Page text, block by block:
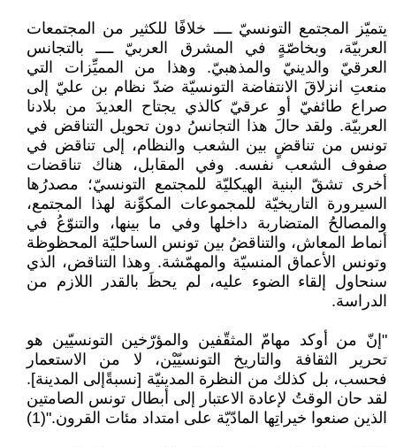
يتميّز المجتمع التونسيّ ــــ خلافًا للكثير من المجتمعات
العربيّة، وبخاصّةٍ في المشرق العربيّ ــــ بالتجانس
العرقيّ والدينيّ والمذهبيّ. وهذا من المميِّزات التي
منعتِ انزلاقَ الانتفاضة التونسيّة ضدّ نظام بن عليّ إلى
صراع طائفيّ أو عرقيّ كالذي يجتاح العديدَ من بلادنا
العربيّة. ولقد حالَ هذا التجانسُ دون تحويل التناقض في
تونس من تناقضٍ بين الشعب والنظام، إلى تناقض في
صفوف الشعب نفسه. وفي المقابل، هناك تناقضات
أخرى تشقّ البنية الهيكليّة للمجتمع التونسيّ؛ مصدرُها
السيرورة التاريخيّة للمجموعات المكوِّنة لهذا المجتمع،
والمصالحُ المتضاربة داخلها وفي ما بينها، والتنوّعُ في
أنماط المعاش، والتناقضُ بين تونس الساحليّة المحظوظة
وتونس الأعماق المنسيّة والمهمّشة. وهذا التناقض، الذي
سنحاول إلقاء الضوء عليه، لم يحظَ بالقدر اللازم من
الدراسة.
"إنّ من أوكد مهامّ المثقّفين والمؤرّخين التونسيّين هو
تحرير الثقافة والتاريخ التونسيّيْن، لا من الاستعمار
فحسب، بل كذلك من النظرة المدينيّة [نسبةًإلى المدينة].
لقد حان الوقتُ لإعادة الاعتبار إلى أبطال تونس الصامتين
الذين صنعوا خيراتِها المادّيّة على امتداد مئات القرون."(1)